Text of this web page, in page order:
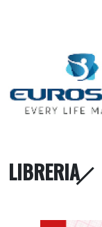
LIBRERIA